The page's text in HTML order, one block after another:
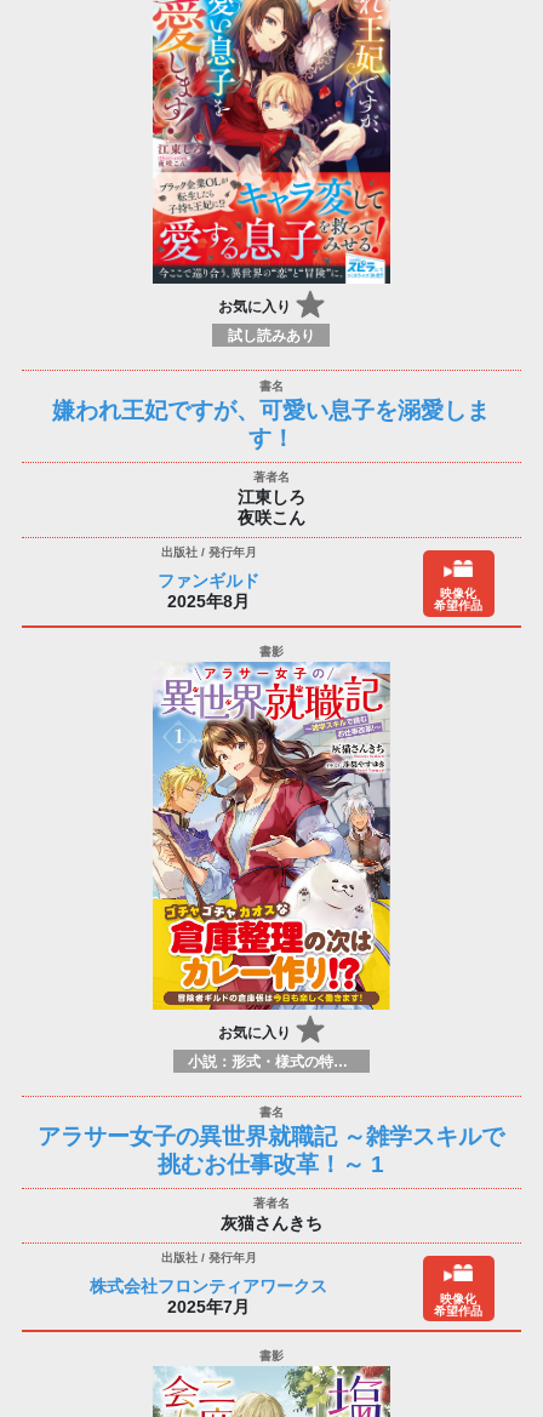
お気に入り
試し読みあり
嫌われ王妃ですが、可愛い息子を溺愛しま
す！
江東しろ
夜咲こん
ファンギルド
2025年8月
映像化
希望作品
お気に入り
小説：形式・様式の特徴：ラノベ（ライトノベルズ）
アラサー女子の異世界就職記 ～雑学スキルで
挑むお仕事改革！～ 1
灰猫さんきち
株式会社フロンティアワークス
2025年7月
映像化
希望作品